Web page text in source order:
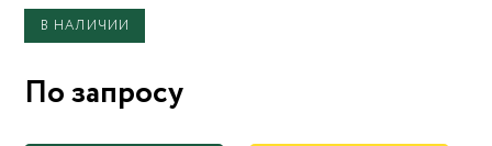
В НАЛИЧИИ
По запросу